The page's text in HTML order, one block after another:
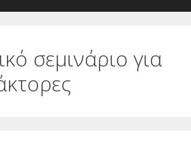
σεμινάριο για